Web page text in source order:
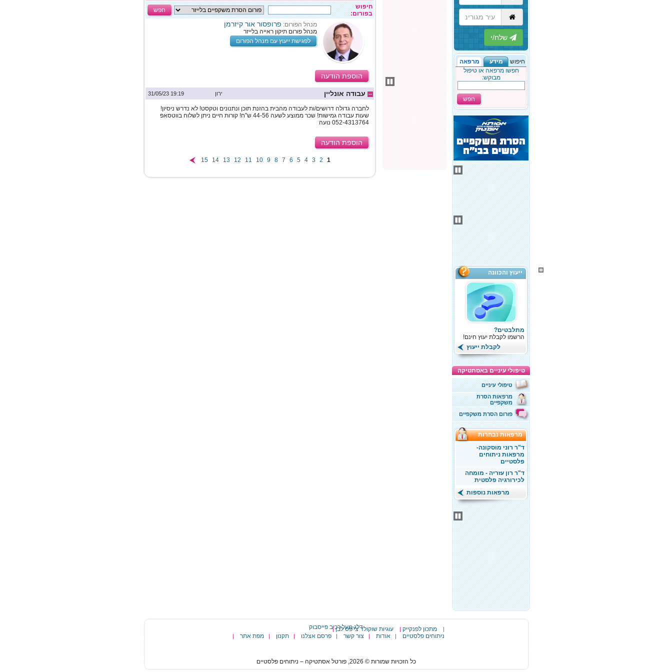
הבא
חיפוש מידע
מרפאה
חפשו מרפאה או טיפול
מבוקש:
חפש
ייעוץ והכוונה
מתלבטים?
הרשמו לקבלת יעוץ חינם!
לקבלת ייעוץ
טיפולי עיניים באסתטיקה
טיפולי עיניים
מרפאות הסרת
משקפיים
פורום הסרת משקפיים
מרפאות נבחרות
ד"ר רוני מוסקונה-
מרפאות ניתוחים
פלסטיים
ד"ר רון עזריה - מומחה
לכירורגיה פלסטית
מרפאות נוספות
חפש
חיפוש
בפורום:
מנהל הפורום: פרופסור אור קיזרמן
מנהל פורום תיקון ראייה בלייזר
לפגישת ייעוץ עם מנהל הפורום
הוספת הודעה
19:19 31/05/23 ירון עבודה אונליין
לחברה גדולה דרושים/ות לעבודה מהבית בהזנת תוכן ונתנונים וטקסט! לא נדרש ניסיון!
שעות עבודה גמישות! שכר ממוצע לשעה 44-56 ש"ח! קורות חיים ניתן לשלוח בווטסאפ
052-4313764 נועה
הוספת הודעה
1
2
3
4
5
6
7
8
9
10
11
12
13
14
15
דלג מעל רכיב פייסבוק | מתכון לפנקייק | עוגיות שוקולד צי'פס לבן |
ניתוחים פלסטיים | אודות | צור קשר | פרסם אצלנו | תקנון | מפת אתר |
כל הזכויות שמורות © 2026, פורטל אסתטיקה – ניתוחים פלסטיים